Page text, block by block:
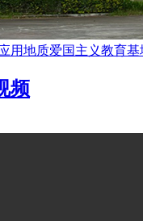
用地质爱国主义教育基
频